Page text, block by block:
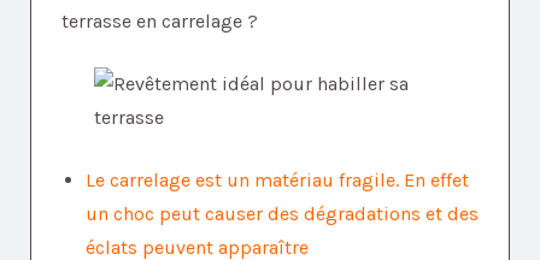
terrasse en carrelage ?
Le carrelage est un matériau fragile. En effet
un choc peut causer des dégradations et des
éclats peuvent apparaître